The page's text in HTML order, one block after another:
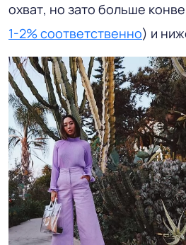
охват, но зато больше
1-2% соответственно) и